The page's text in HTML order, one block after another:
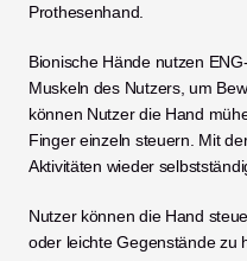
Prothesenhand.
Bionische Hände nutzen
Muskeln des Nutzers, um
können Nutzer die Hand
Finger einzeln steuern. Mit
Aktivitäten wieder
Nutzer können die Hand
oder leichte Gegenstände zu